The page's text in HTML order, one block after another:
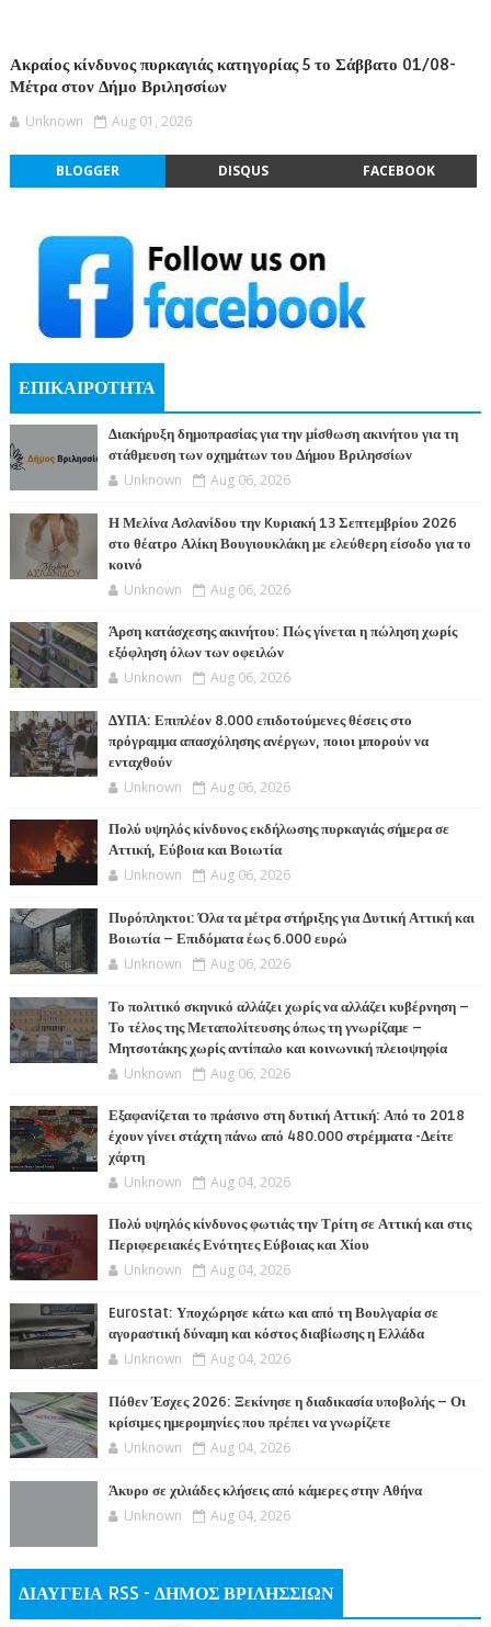
Ακραίος κίνδυνος πυρκαγιάς κατηγορίας 5 το Σάββατο 01/08-
Μέτρα στον Δήμο Βριλησσίων
Unknown Aug 01, 2026
BLOGGER DISQUS FACEBOOK
ΕΠΙΚΑΙΡΟΤΗΤΑ
Διακήρυξη δημοπρασίας για την μίσθωση ακινήτου για τη
στάθμευση των οχημάτων του Δήμου Βριλησσίων
Unknown Aug 06, 2026
Η Μελίνα Ασλανίδου την Kυριακή 13 Σεπτεμβρίου 2026
στο θέατρο Αλίκη Βουγιουκλάκη με ελεύθερη είσοδο για το
κοινό
Unknown Aug 06, 2026
Άρση κατάσχεσης ακινήτου: Πώς γίνεται η πώληση χωρίς
εξόφληση όλων των οφειλών
Unknown Aug 06, 2026
ΔΥΠΑ: Επιπλέον 8.000 επιδοτούμενες θέσεις στο
πρόγραμμα απασχόλησης ανέργων, ποιοι μπορούν να
ενταχθούν
Unknown Aug 06, 2026
Πολύ υψηλός κίνδυνος εκδήλωσης πυρκαγιάς σήμερα σε
Αττική, Εύβοια και Βοιωτία
Unknown Aug 06, 2026
Πυρόπληκτοι: Όλα τα μέτρα στήριξης για Δυτική Αττική και
Βοιωτία – Επιδόματα έως 6.000 ευρώ
Unknown Aug 06, 2026
Το πολιτικό σκηνικό αλλάζει χωρίς να αλλάζει κυβέρνηση –
Το τέλος της Μεταπολίτευσης όπως τη γνωρίζαμε –
Μητσοτάκης χωρίς αντίπαλο και κοινωνική πλειοψηφία
Unknown Aug 06, 2026
Εξαφανίζεται το πράσινο στη δυτική Αττική: Από το 2018
έχουν γίνει στάχτη πάνω από 480.000 στρέμματα -Δείτε
χάρτη
Unknown Aug 04, 2026
Πολύ υψηλός κίνδυνος φωτιάς την Τρίτη σε Αττική και στις
Περιφερειακές Ενότητες Εύβοιας και Χίου
Unknown Aug 04, 2026
Eurostat: Υποχώρησε κάτω και από τη Βουλγαρία σε
αγοραστική δύναμη και κόστος διαβίωσης η Ελλάδα
Unknown Aug 04, 2026
Πόθεν Έσχες 2026: Ξεκίνησε η διαδικασία υποβολής – Οι
κρίσιμες ημερομηνίες που πρέπει να γνωρίζετε
Unknown Aug 04, 2026
Άκυρο σε χιλιάδες κλήσεις από κάμερες στην Αθήνα
Unknown Aug 04, 2026
ΔΙΑΥΓΕΙΑ RSS - ΔΗΜΟΣ ΒΡΙΛΗΣΣΙΩΝ